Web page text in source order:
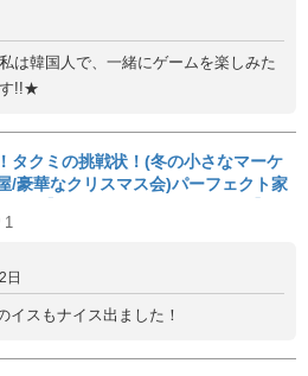
は韓国人で、一緒にゲームを楽しみた
す!!★
タクミの挑戦状！(冬の小さなマーケ
/豪華なクリスマス会)パーフェクト家
！【ハッピーホームアカデミー】
1
日
イスもナイス出ました！